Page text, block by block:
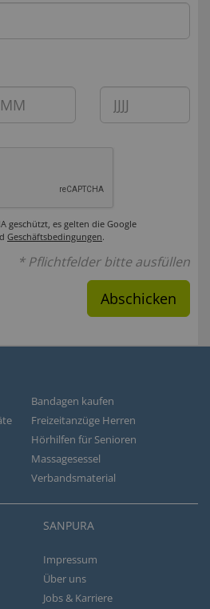
geschützt, es gelten die Google
Geschäftsbedingungen.
* Pflichtfelder bitte ausfüllen
Abschicken
Bandagen kaufen
Freizeitanzüge Herren
Hörhilfen für Senioren
Massagesessel
Verbandsmaterial
SANPURA
Impressum
Über uns
Jobs & Karriere